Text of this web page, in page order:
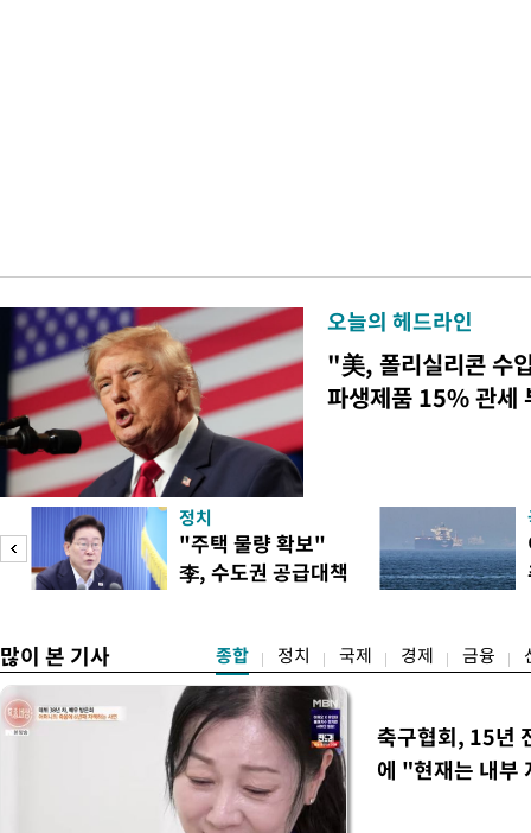
오늘의 헤드라인
"美, 폴리실리콘 수
파생제품 15% 관세
정치
"주택 물량 확보"
李, 수도권 공급대책
많이 본 기사 종합 정치 국제 경제 금융
축구협회, 15년
에 "현재는 내부